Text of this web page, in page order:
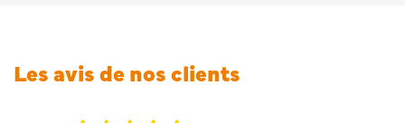
Les avis de nos clients